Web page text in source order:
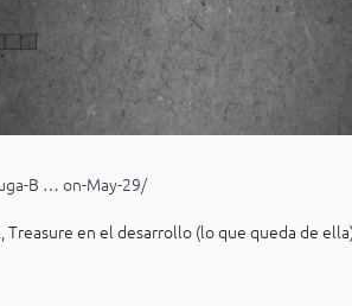
B … on-May-29/
Treasure en el desarrollo (lo que queda de